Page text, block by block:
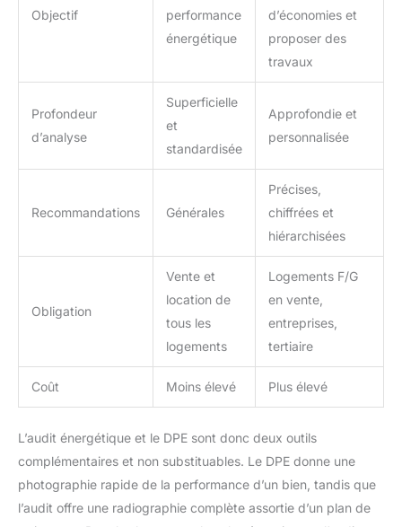
Objectif
performance
énergétique
d’économies et
proposer des
travaux
Profondeur
d’analyse
Superficielle
et
standardisée
Approfondie et
personnalisée
Recommandations Générales
Précises,
chiffrées et
hiérarchisées
Obligation
Vente et
location de
tous les
logements
Logements F/G
en vente,
entreprises,
tertiaire
Coût Moins élevé Plus élevé
L’audit énergétique et le DPE sont donc deux outils
complémentaires et non substituables. Le DPE donne une
photographie rapide de la performance d’un bien, tandis que
l’audit offre une radiographie complète assortie d’un plan de